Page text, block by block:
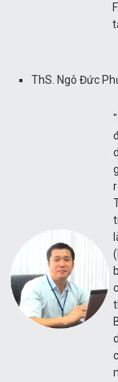
ThS. Ngô Đức